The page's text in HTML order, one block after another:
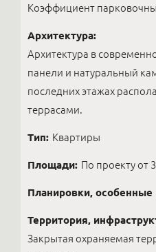
Коэффициент
Архитектура:
Архитектура в
панели и натуральный
последних этажах
террасами.
Тип: Квартиры
Площади: По проекту от
Планировки, особенные
Территория,
Закрытая охраняемая